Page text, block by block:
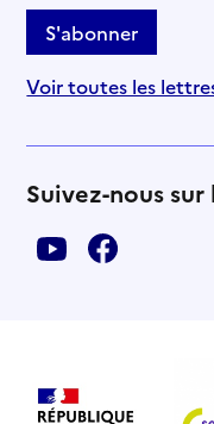
S'abonner
Voir toutes les
Suivez-nous